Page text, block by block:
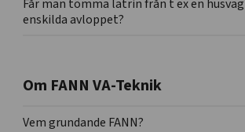
Får man tömma latrin från t ex en
enskilda avloppet?
Om FANN VA-Teknik
Vem grundande FANN?